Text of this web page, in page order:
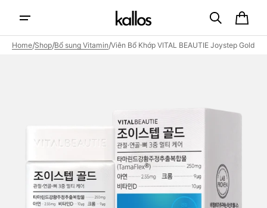
content
Cart
Open
Home/Shop/Bổ sung Vitamin/Viên Bổ Khớp VITAL BEAUTIE Joystep Gold